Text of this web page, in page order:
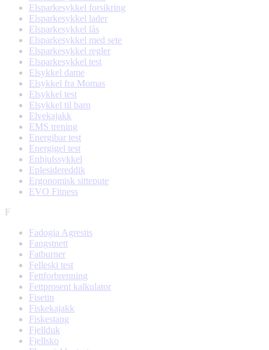
Elsparkesykkel forsikring
Elsparkesykkel lader
Elsparkesykkel lås
Elsparkesykkel med sete
Elsparkesykkel regler
Elsparkesykkel test
Elsykkel dame
Elsykkel fra Momas
Elsykkel test
Elsykkel til barn
Elvekajakk
EMS trening
Energibar test
Energigel test
Enhjulssykkel
Eplesidereddik
Ergonomisk sittepute
EVO Fitness
F
Fadogia Agrestis
Fangstnett
Fatburner
Felleski test
Fettforbrenning
Fettprosent kalkulator
Fisetin
Fiskekajakk
Fiskestang
Fjellduk
Fjellsko